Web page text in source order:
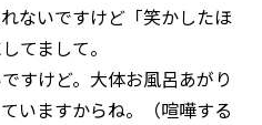
ないですけど「笑かしたほ
てまして。
すけど。大体お風呂あがり
いますからね。（喧嘩する